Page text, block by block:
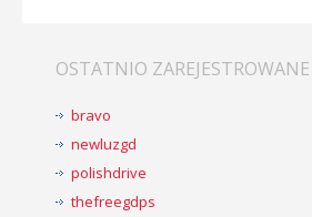
OSTATNIO ZAREJESTROWANE
bravo
newluzgd
polishdrive
thefreegdps